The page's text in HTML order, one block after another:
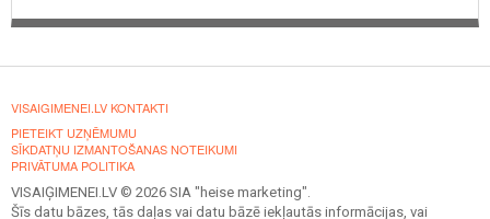
VISAIGIMENEI.LV KONTAKTI
PIETEIKT UZŅĒMUMU
SĪKDATŅU IZMANTOŠANAS NOTEIKUMI
PRIVĀTUMA POLITIKA
VISAIĢIMENEI.LV © 2026 SIA "heise marketing".
Šīs datu bāzes, tās daļas vai datu bāzē iekļautās informācijas, vai